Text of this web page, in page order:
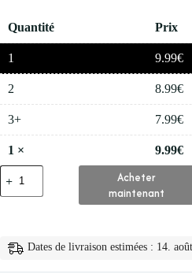
Quantité Prix
1 9.99€
2 8.99€
3+ 7.99€
1 × 9.99€
quantité
de
💅
Jetable
Acheter
maintenant
Dates de livraison estimées : 14.